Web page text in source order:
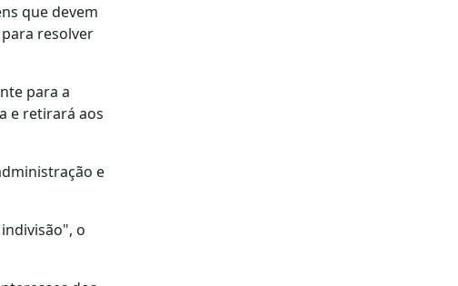
que devem
resolver
para a
e retirará aos
e
o